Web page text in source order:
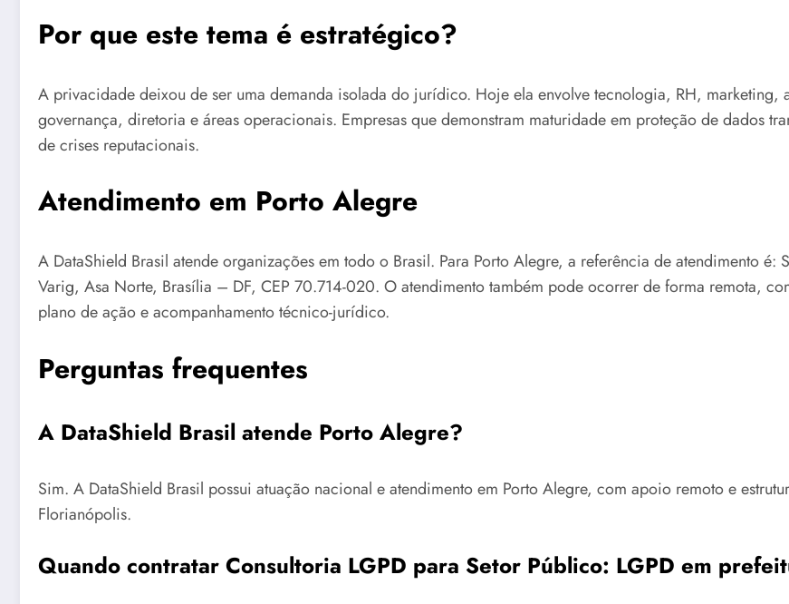
Por que este tema é estratégico?
A privacidade deixou de ser uma demanda isolada do jurídico. Hoje ela envolve tecnologia, RH, marketing,
governança, diretoria e áreas operacionais. Empresas que demonstram maturidade em proteção de dados
de crises reputacionais.
Atendimento em Porto Alegre
A DataShield Brasil atende organizações em todo o Brasil. Para Porto Alegre, a referência de atendimento
Varig, Asa Norte, Brasília – DF, CEP 70.714-020. O atendimento também pode ocorrer de forma remota,
plano de ação e acompanhamento técnico-jurídico.
Perguntas frequentes
A DataShield Brasil atende Porto Alegre?
Sim. A DataShield Brasil possui atuação nacional e atendimento em Porto Alegre, com apoio remoto e
Florianópolis.
Quando contratar Consultoria LGPD para Setor Público: LGPD em